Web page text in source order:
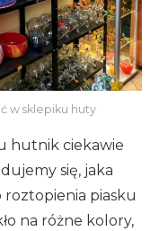
w sklepiku huty
hutnik ciekawie
się, jaka
piasku
na różne kolory,